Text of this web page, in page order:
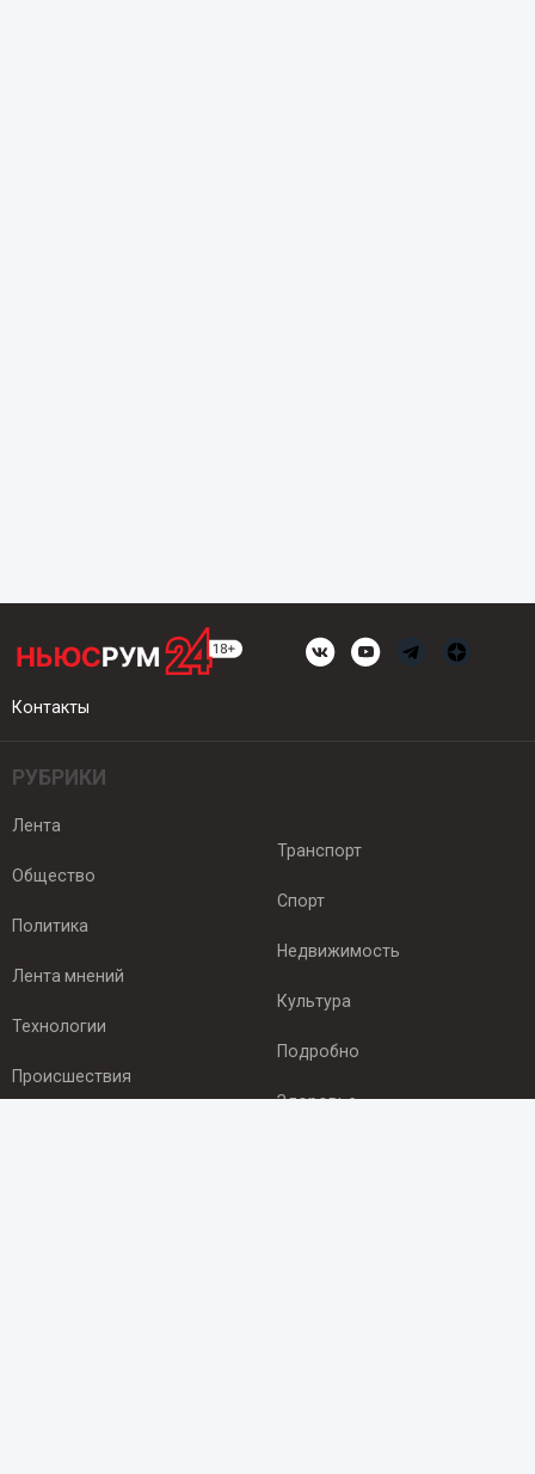
Контакты
РУБРИКИ
Лента
Общество
Политика
Лента мнений
Технологии
Происшествия
Транспорт
Спорт
Недвижимость
Культура
Подробно
Здоровье